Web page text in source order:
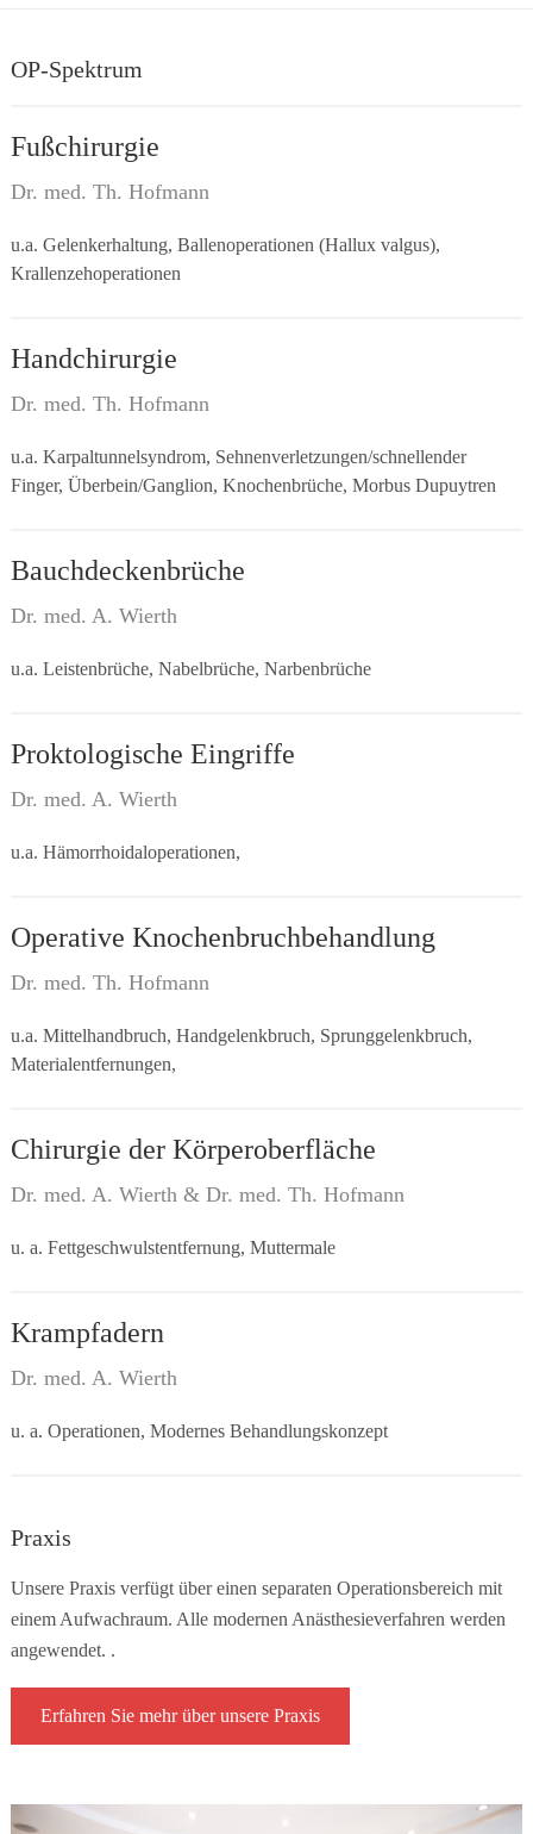
OP-Spektrum
Fußchirurgie
Dr. med. Th. Hofmann
u.a. Gelenkerhaltung, Ballenoperationen (Hallux valgus),
Krallenzehoperationen
Handchirurgie
Dr. med. Th. Hofmann
u.a. Karpaltunnelsyndrom, Sehnenverletzungen/schnellender
Finger, Überbein/Ganglion, Knochenbrüche, Morbus Dupuytren
Bauchdeckenbrüche
Dr. med. A. Wierth
u.a. Leistenbrüche, Nabelbrüche, Narbenbrüche
Proktologische Eingriffe
Dr. med. A. Wierth
u.a. Hämorrhoidaloperationen,
Operative Knochenbruchbehandlung
Dr. med. Th. Hofmann
u.a. Mittelhandbruch, Handgelenkbruch, Sprunggelenkbruch,
Materialentfernungen,
Chirurgie der Körperoberfläche
Dr. med. A. Wierth & Dr. med. Th. Hofmann
u. a. Fettgeschwulstentfernung, Muttermale
Krampfadern
Dr. med. A. Wierth
u. a. Operationen, Modernes Behandlungskonzept
Praxis
Unsere Praxis verfügt über einen separaten Operationsbereich mit
einem Aufwachraum. Alle modernen Anästhesieverfahren werden
angewendet. .
Erfahren Sie mehr über unsere Praxis